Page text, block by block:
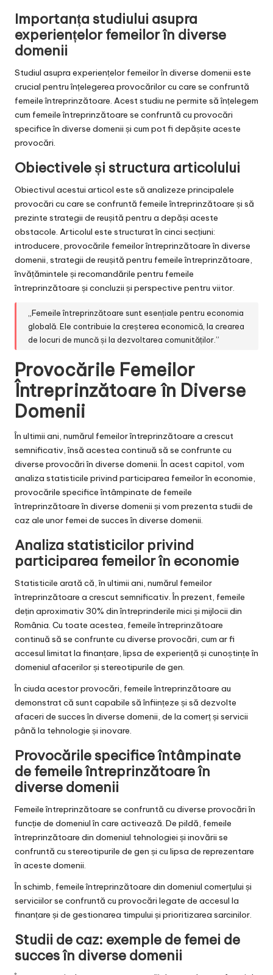
Importanța studiului asupra
experiențelor femeilor în diverse
domenii
Studiul asupra experiențelor femeilor în diverse domenii este
crucial pentru înțelegerea provocărilor cu care se confruntă
femeile întreprinzătoare. Acest studiu ne permite să înțelegem
cum femeile întreprinzătoare se confruntă cu provocări
specifice în diverse domenii și cum pot fi depășite aceste
provocări.
Obiectivele și structura articolului
Obiectivul acestui articol este să analizeze principalele
provocări cu care se confruntă femeile întreprinzătoare și să
prezinte strategii de reușită pentru a depăși aceste
obstacole. Articolul este structurat în cinci secțiuni:
introducere, provocările femeilor întreprinzătoare în diverse
domenii, strategii de reușită pentru femeile întreprinzătoare,
învățămintele și recomandările pentru femeile
întreprinzătoare și concluzii și perspective pentru viitor.
„Femeile întreprinzătoare sunt esențiale pentru economia
globală. Ele contribuie la creșterea economică, la crearea
de locuri de muncă și la dezvoltarea comunităților.”
Provocările Femeilor
Întreprinzătoare în Diverse
Domenii
În ultimii ani, numărul femeilor întreprinzătoare a crescut
semnificativ, însă acestea continuă să se confrunte cu
diverse provocări în diverse domenii. În acest capitol, vom
analiza statisticile privind participarea femeilor în economie,
provocările specifice întâmpinate de femeile
întreprinzătoare în diverse domenii și vom prezenta studii de
caz ale unor femei de succes în diverse domenii.
Analiza statisticilor privind
participarea femeilor în economie
Statisticile arată că, în ultimii ani, numărul femeilor
întreprinzătoare a crescut semnificativ. În prezent, femeile
dețin aproximativ 30% din întreprinderile mici și mijlocii din
România. Cu toate acestea, femeile întreprinzătoare
continuă să se confrunte cu diverse provocări, cum ar fi
accesul limitat la finanțare, lipsa de experiență și cunoștințe în
domeniul afacerilor și stereotipurile de gen.
În ciuda acestor provocări, femeile întreprinzătoare au
demonstrat că sunt capabile să înființeze și să dezvolte
afaceri de succes în diverse domenii, de la comerț și servicii
până la tehnologie și inovare.
Provocările specifice întâmpinate
de femeile întreprinzătoare în
diverse domenii
Femeile întreprinzătoare se confruntă cu diverse provocări în
funcție de domeniul în care activează. De pildă, femeile
întreprinzătoare din domeniul tehnologiei și inovării se
confruntă cu stereotipurile de gen și cu lipsa de reprezentare
în aceste domenii.
În schimb, femeile întreprinzătoare din domeniul comerțului și
serviciilor se confruntă cu provocări legate de accesul la
finanțare și de gestionarea timpului și prioritizarea sarcinilor.
Studii de caz: exemple de femei de
succes în diverse domenii